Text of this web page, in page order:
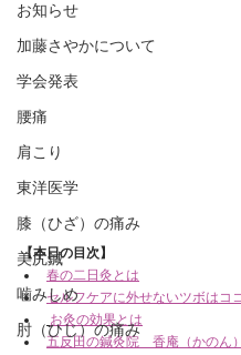
お知らせ
加藤さやかについて
学会発表
腰痛
肩こり
東洋医学
膝（ひざ）の痛み
美尻鍼
噛みしめ
肘（ひじ）の痛み
【本日の目次】
春の二日灸とは
セルフケアに外せないツボはコ
お灸の効果とは
五反田の鍼灸院　香庵（かのん